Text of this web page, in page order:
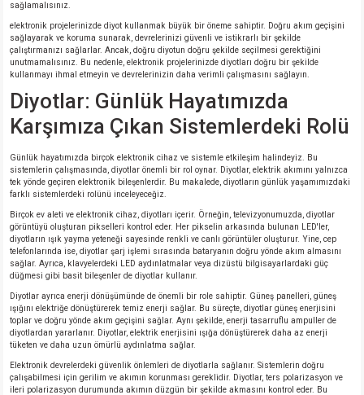
sağlamalısınız.
elektronik projelerinizde diyot kullanmak büyük bir öneme sahiptir. Doğru akım geçişini
sağlayarak ve koruma sunarak, devrelerinizi güvenli ve istikrarlı bir şekilde
çalıştırmanızı sağlarlar. Ancak, doğru diyotun doğru şekilde seçilmesi gerektiğini
unutmamalısınız. Bu nedenle, elektronik projelerinizde diyotları doğru bir şekilde
kullanmayı ihmal etmeyin ve devrelerinizin daha verimli çalışmasını sağlayın.
Diyotlar: Günlük Hayatımızda
Karşımıza Çıkan Sistemlerdeki Rolü
Günlük hayatımızda birçok elektronik cihaz ve sistemle etkileşim halindeyiz. Bu
sistemlerin çalışmasında, diyotlar önemli bir rol oynar. Diyotlar, elektrik akımını yalnızca
tek yönde geçiren elektronik bileşenlerdir. Bu makalede, diyotların günlük yaşamımızdaki
farklı sistemlerdeki rolünü inceleyeceğiz.
Birçok ev aleti ve elektronik cihaz, diyotları içerir. Örneğin, televizyonumuzda, diyotlar
görüntüyü oluşturan pikselleri kontrol eder. Her pikselin arkasında bulunan LED'ler,
diyotların ışık yayma yeteneği sayesinde renkli ve canlı görüntüler oluşturur. Yine, cep
telefonlarında ise, diyotlar şarj işlemi sırasında bataryanın doğru yönde akım almasını
sağlar. Ayrıca, klavyelerdeki LED aydınlatmalar veya dizüstü bilgisayarlardaki güç
düğmesi gibi basit bileşenler de diyotlar kullanır.
Diyotlar ayrıca enerji dönüşümünde de önemli bir role sahiptir. Güneş panelleri, güneş
ışığını elektriğe dönüştürerek temiz enerji sağlar. Bu süreçte, diyotlar güneş enerjisini
toplar ve doğru yönde akım geçişini sağlar. Aynı şekilde, enerji tasarruflu ampuller de
diyotlardan yararlanır. Diyotlar, elektrik enerjisini ışığa dönüştürerek daha az enerji
tüketen ve daha uzun ömürlü aydınlatma sağlar.
Elektronik devrelerdeki güvenlik önlemleri de diyotlarla sağlanır. Sistemlerin doğru
çalışabilmesi için gerilim ve akımın korunması gereklidir. Diyotlar, ters polarizasyon ve
ileri polarizasyon durumunda akımın düzgün bir şekilde akmasını kontrol eder. Bu